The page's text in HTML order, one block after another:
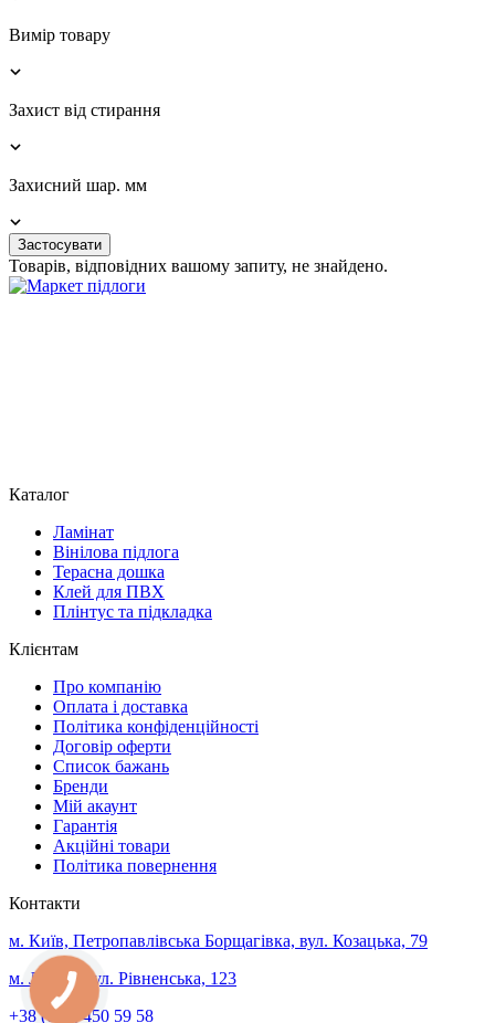
Вимір товару
Захист від стирання
Захисний шар. мм
Застосувати
Товарів, відповідних вашому запиту, не знайдено.
Каталог
Ламінат
Вінілова підлога
Терасна дошка
Клей для ПВХ
Плінтус та підкладка
Клієнтам
Про компанію
Оплата і доставка
Політика конфіденційності
Договір оферти
Список бажань
Бренди
Мій акаунт
Гарантія
Акційні товари
Політика повернення
Контакти
м. Київ, Петропавлівська Борщагівка, вул. Козацька, 79
м. Луцьк, вул. Рівненська, 123
+38 (067) 450 59 58